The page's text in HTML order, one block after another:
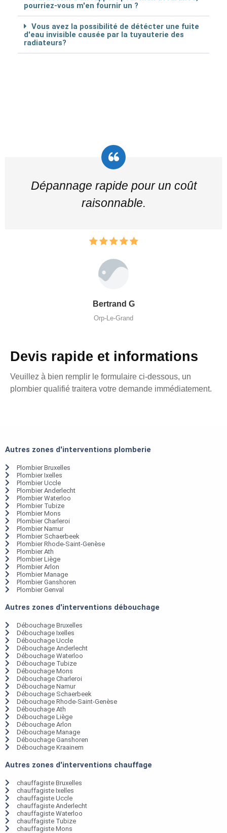
pourriez-vous m'en fournir un ?
Vous avez la possibilité de détécter une fuite
d'eau invisible causée par la tuyauterie des
radiateurs?
Dépannage rapide pour un coût
raisonnable.
Bertrand G
Orp-Le-Grand
Devis rapide et informations
Veuillez à bien remplir le formulaire ci-dessous, un
plombier qualifié traitera votre demande immédiatement.
Autres zones d'interventions plomberie
Plombier Bruxelles
Plombier Ixelles
Plombier Uccle
Plombier Anderlecht
Plombier Waterloo
Plombier Tubize
Plombier Mons
Plombier Charleroi
Plombier Namur
Plombier Schaerbeek
Plombier Rhode-Saint-Genèse
Plombier Ath
Plombier Liège
Plombier Arlon
Plombier Manage
Plombier Ganshoren
Plombier Genval
Autres zones d'interventions débouchage
Débouchage Bruxelles
Débouchage Ixelles
Débouchage Uccle
Débouchage Anderlecht
Débouchage Waterloo
Débouchage Tubize
Débouchage Mons
Débouchage Charleroi
Débouchage Namur
Débouchage Schaerbeek
Débouchage Rhode-Saint-Genèse
Débouchage Ath
Débouchage Liège
Débouchage Arlon
Débouchage Manage
Débouchage Ganshoren
Débouchage Kraainem
Autres zones d'interventions chauffage
chauffagiste Bruxelles
chauffagiste Ixelles
chauffagiste Uccle
chauffagiste Anderlecht
chauffagiste Waterloo
chauffagiste Tubize
chauffagiste Mons